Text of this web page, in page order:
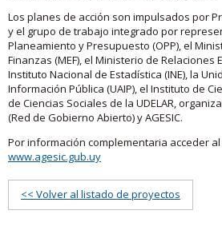
Los planes de acción son impulsados por
y el grupo de trabajo integrado por
Planeamiento y Presupuesto (OPP), el
Finanzas (MEF), el Ministerio de Relaciones
Instituto Nacional de Estadística (INE), la
Información Pública (UAIP), el Instituto de
de Ciencias Sociales de la UDELAR,
(Red de Gobierno Abierto) y AGESIC.
Por información complementaria acceder al
www.agesic.gub.uy
<< Volver al listado de proyectos